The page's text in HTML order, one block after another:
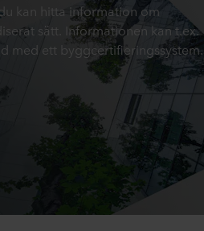
kan hitta information om
sätt. Informationen kan t.ex.
med ett byggcertifieringssystem.